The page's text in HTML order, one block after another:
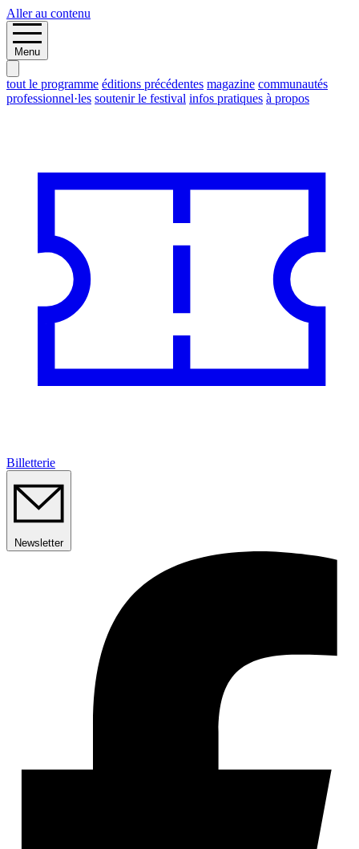
Aller au contenu
Menu
tout le programme éditions précédentes magazine communautés
professionnel·les soutenir le festival infos pratiques à propos
Billetterie
Newsletter